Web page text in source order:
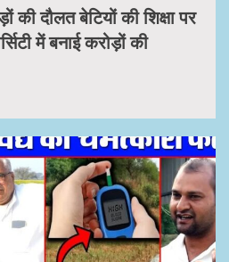
की दौलत बेटियों की शिक्षा पर
में बनाई करोड़ों की